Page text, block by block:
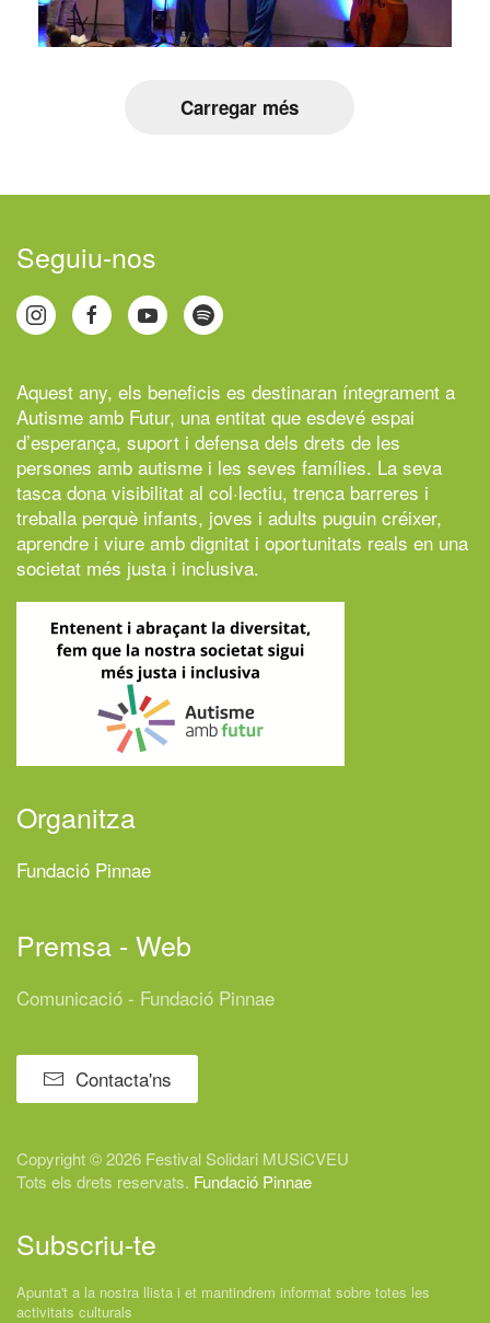
Carregar més
Seguiu-nos
Aquest any, els beneficis es destinaran íntegrament a
Autisme amb Futur, una entitat que esdevé espai
d’esperança, suport i defensa dels drets de les
persones amb autisme i les seves famílies. La seva
tasca dona visibilitat al col·lectiu, trenca barreres i
treballa perquè infants, joves i adults puguin créixer,
aprendre i viure amb dignitat i oportunitats reals en una
societat més justa i inclusiva.
Organitza
Fundació Pinnae
Premsa - Web
Comunicació - Fundació Pinnae
Contacta'ns
Copyright © 2026 Festival Solidari MUSiCVEU
Tots els drets reservats. Fundació Pinnae
Subscriu-te
Apunta't a la nostra llista i et mantindrem informat sobre totes les
activitats culturals